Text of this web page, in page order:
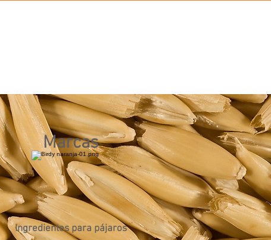
Marcas
Ingredientes para pájaros